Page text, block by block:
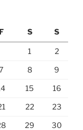
F S S
1 2
8 9
15 16
22 23
29 30